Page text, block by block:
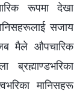
रूपमा देखा
सजाय
मैले औपचारिक
मानिसहरू